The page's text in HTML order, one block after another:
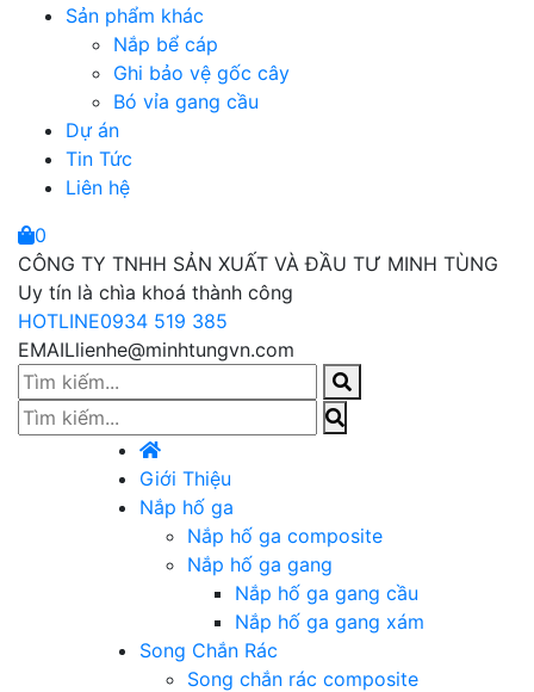
Sản phẩm khác
Nắp bể cáp
Ghi bảo vệ gốc cây
Bó vỉa gang cầu
Dự án
Tin Tức
Liên hệ
0
CÔNG TY TNHH SẢN XUẤT VÀ ĐẦU TƯ MINH TÙNG
Uy tín là chìa khoá thành công
HOTLINE0934 519 385
EMAILlienhe@minhtungvn.com
Giới Thiệu
Nắp hố ga
Nắp hố ga composite
Nắp hố ga gang
Nắp hố ga gang cầu
Nắp hố ga gang xám
Song Chắn Rác
Song chắn rác composite